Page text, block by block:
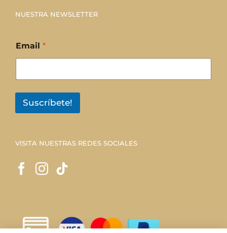
NUESTRA NEWSLETTER
Email *
Suscríbete!
VISITA NUESTRAS REDES SOCIALES